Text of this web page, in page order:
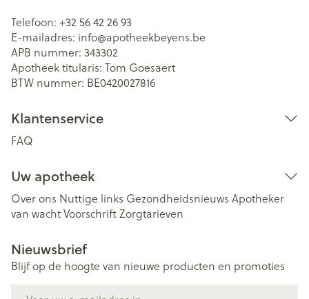
Telefoon: +32 56 42 26 93
E-mailadres: info@apotheekbeyens.be
APB nummer: 343302
Apotheek titularis: Tom Goesaert
BTW nummer: BE0420027816
Klantenservice
FAQ
Uw apotheek
Over ons Nuttige links Gezondheidsnieuws Apotheker
van wachtVoorschriftZorgtarieven
Nieuwsbrief
Blijf op de hoogte van nieuwe producten en promoties